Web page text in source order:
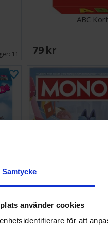
Samtycke
använder cookies
för att
11
ABC
79 SEK